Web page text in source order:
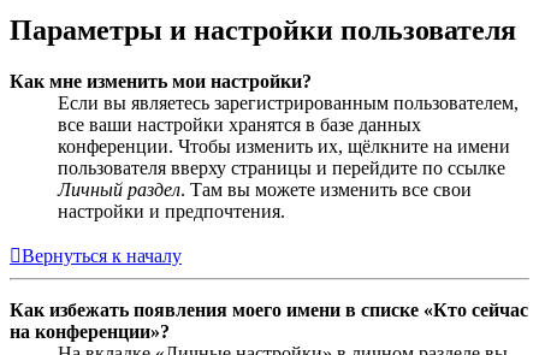
Параметры и настройки пользователя
Как мне изменить мои настройки?
Если вы являетесь зарегистрированным пользователем,
все ваши настройки хранятся в базе данных
конференции. Чтобы изменить их, щёлкните на имени
пользователя вверху страницы и перейдите по ссылке
Личный раздел. Там вы можете изменить все свои
настройки и предпочтения.
Вернуться к началу
Как избежать появления моего имени в списке «Кто сейчас
на конференции»?